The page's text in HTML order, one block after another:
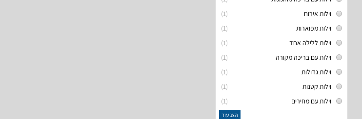
(1)
וילות אירוח
(1)
וילות מפוארות
(1)
וילות ללילה אחד
(1)
וילות עם בריכה מקורה
(1)
וילות גדולות
(1)
וילות קטנות
(1)
וילות עם מחירים
הצג עוד